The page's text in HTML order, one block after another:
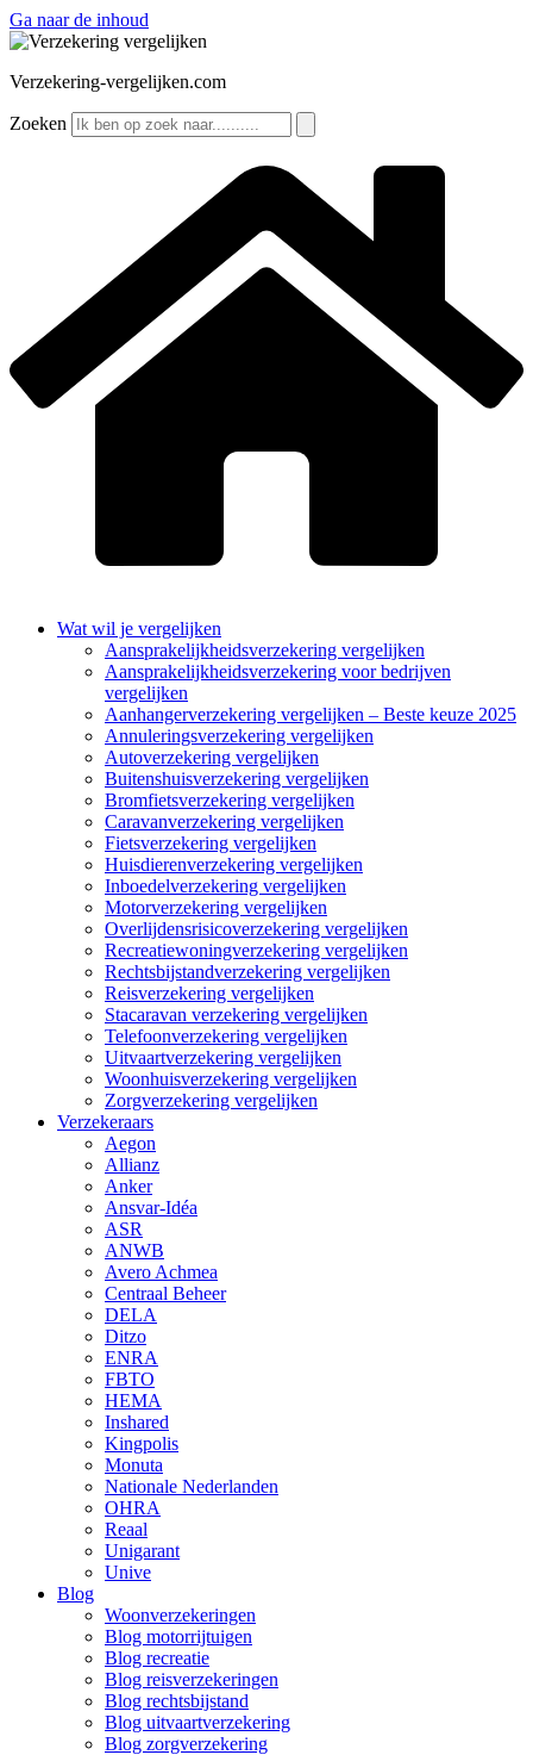
Ga naar de inhoud
Verzekering-vergelijken.com
Zoeken
Wat wil je vergelijken
Aansprakelijkheidsverzekering vergelijken
Aansprakelijkheidsverzekering voor bedrijven
vergelijken
Aanhangerverzekering vergelijken – Beste keuze 2025
Annuleringsverzekering vergelijken
Autoverzekering vergelijken
Buitenshuisverzekering vergelijken
Bromfietsverzekering vergelijken
Caravanverzekering vergelijken
Fietsverzekering vergelijken
Huisdierenverzekering vergelijken
Inboedelverzekering vergelijken
Motorverzekering vergelijken
Overlijdensrisicoverzekering vergelijken
Recreatiewoningverzekering vergelijken
Rechtsbijstandverzekering vergelijken
Reisverzekering vergelijken
Stacaravan verzekering vergelijken
Telefoonverzekering vergelijken
Uitvaartverzekering vergelijken
Woonhuisverzekering vergelijken
Zorgverzekering vergelijken
Verzekeraars
Aegon
Allianz
Anker
Ansvar-Idéa
ASR
ANWB
Avero Achmea
Centraal Beheer
DELA
Ditzo
ENRA
FBTO
HEMA
Inshared
Kingpolis
Monuta
Nationale Nederlanden
OHRA
Reaal
Unigarant
Unive
Blog
Woonverzekeringen
Blog motorrijtuigen
Blog recreatie
Blog reisverzekeringen
Blog rechtsbijstand
Blog uitvaartverzekering
Blog zorgverzekering